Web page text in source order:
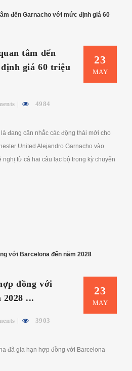
23
MAY
tâm đến
giá 60 triệu
4984
đang cân nhắc các động thái mới cho
United Alejandro Garnacho vào
từ cả hai câu lạc bộ trong kỳ chuyển
23
MAY
đồng với
2028 ...
3903
đã gia hạn hợp đồng với Barcelona